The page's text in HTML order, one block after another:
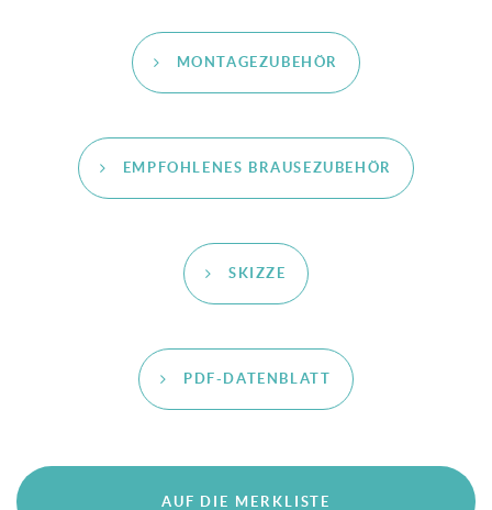
MONTAGEZUBEHÖR
EMPFOHLENES BRAUSEZUBEHÖR
SKIZZE
PDF-DATENBLATT